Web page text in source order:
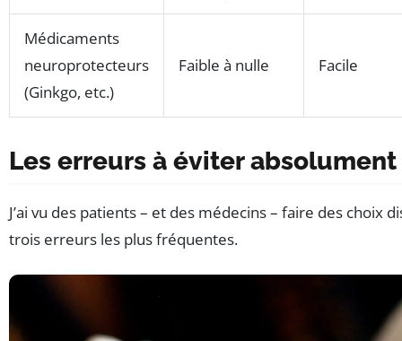
Médicaments
neuroprotecteurs
(Ginkgo, etc.)
Faible à nulle Facile
Les erreurs à éviter absolument
J’ai vu des patients – et des médecins – faire des choix
trois erreurs les plus fréquentes.